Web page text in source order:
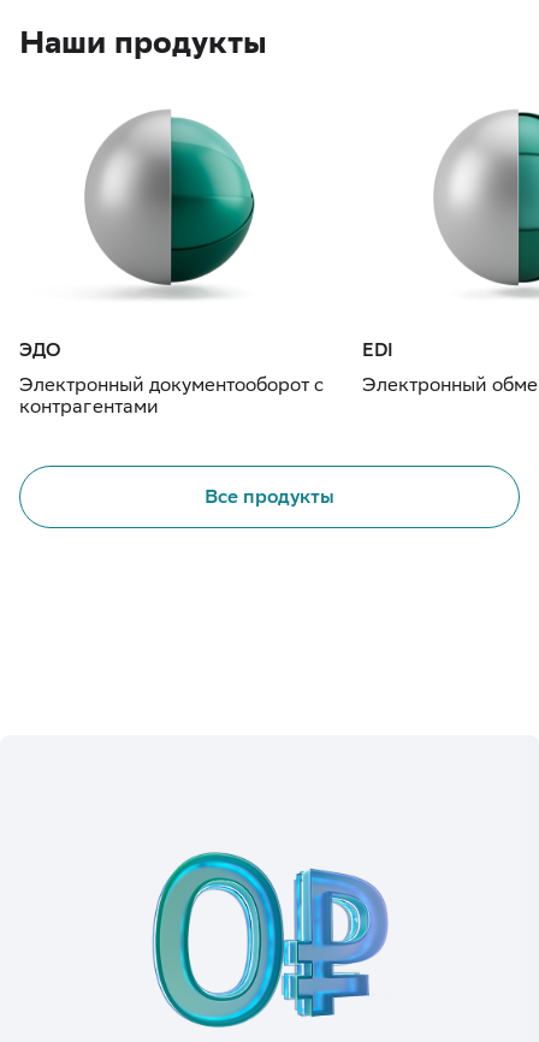
Наши продукты
ЭДО
Электронный документооборот с
контрагентами
EDI
Электронный
Все продукты